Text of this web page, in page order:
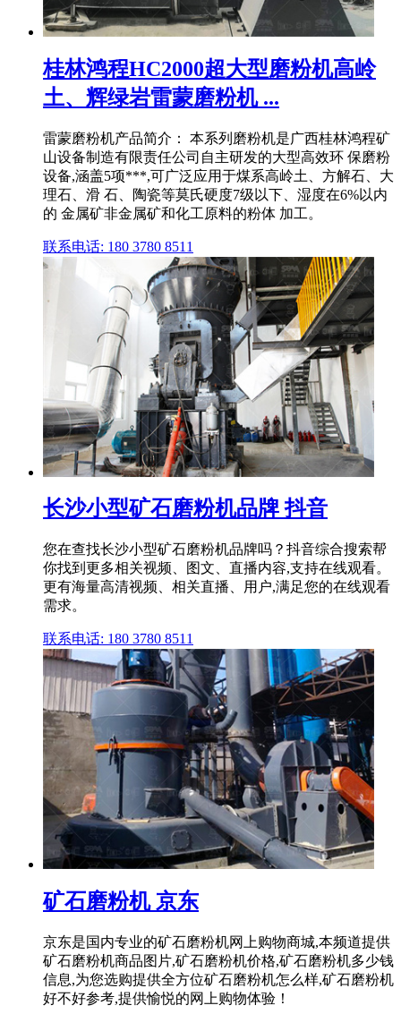
桂林鸿程HC2000超大型磨粉机高岭
土、辉绿岩雷蒙磨粉机 ...
雷蒙磨粉机产品简介： 本系列磨粉机是广西桂林鸿程矿
山设备制造有限责任公司自主研发的大型高效环 保磨粉
设备,涵盖5项***,可广泛应用于煤系高岭土、方解石、大
理石、滑 石、陶瓷等莫氏硬度7级以下、湿度在6%以内
的 金属矿非金属矿和化工原料的粉体 加工。
联系电话: 180 3780 8511
长沙小型矿石磨粉机品牌 抖音
您在查找长沙小型矿石磨粉机品牌吗？抖音综合搜索帮
你找到更多相关视频、图文、直播内容,支持在线观看。
更有海量高清视频、相关直播、用户,满足您的在线观看
需求。
联系电话: 180 3780 8511
矿石磨粉机 京东
京东是国内专业的矿石磨粉机网上购物商城,本频道提供
矿石磨粉机商品图片,矿石磨粉机价格,矿石磨粉机多少钱
信息,为您选购提供全方位矿石磨粉机怎么样,矿石磨粉机
好不好参考,提供愉悦的网上购物体验！